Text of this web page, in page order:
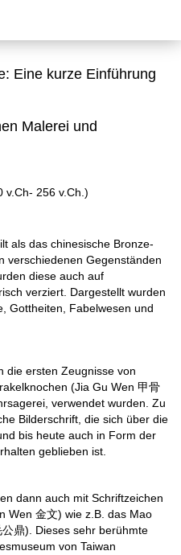
Eine kurze Einführung
Malerei und
v.Ch- 256 v.Ch.)
als das chinesische Bronze-
verschiedenen Gegenständen
diese auch auf
verziert. Dargestellt wurden
Gottheiten, Fabelwesen und
die ersten Zeugnisse von
(Jia Gu Wen 甲骨
verwendet wurden. Zu
Bilderschrift, die sich über die
bis heute auch in Form der
geblieben ist.
dann auch mit Schriftzeichen
Wen 金文) wie z.B. das Mao
鼎). Dieses sehr berühmte
von Taiwan